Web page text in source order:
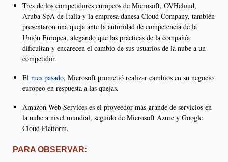
Tres de los competidores europeos de Microsoft, OVHcloud,
Aruba SpA de Italia y la empresa danesa Cloud Company, también
presentaron una queja ante la autoridad de competencia de la
Unión Europea, alegando que las prácticas de la compañía
dificultan y encarecen el cambio de sus usuarios de la nube a un
competidor.
El mes pasado, Microsoft prometió realizar cambios en su negocio
europeo en respuesta a las quejas.
Amazon Web Services es el proveedor más grande de servicios en
la nube a nivel mundial, seguido de Microsoft Azure y Google
Cloud Platform.
PARA OBSERVAR: